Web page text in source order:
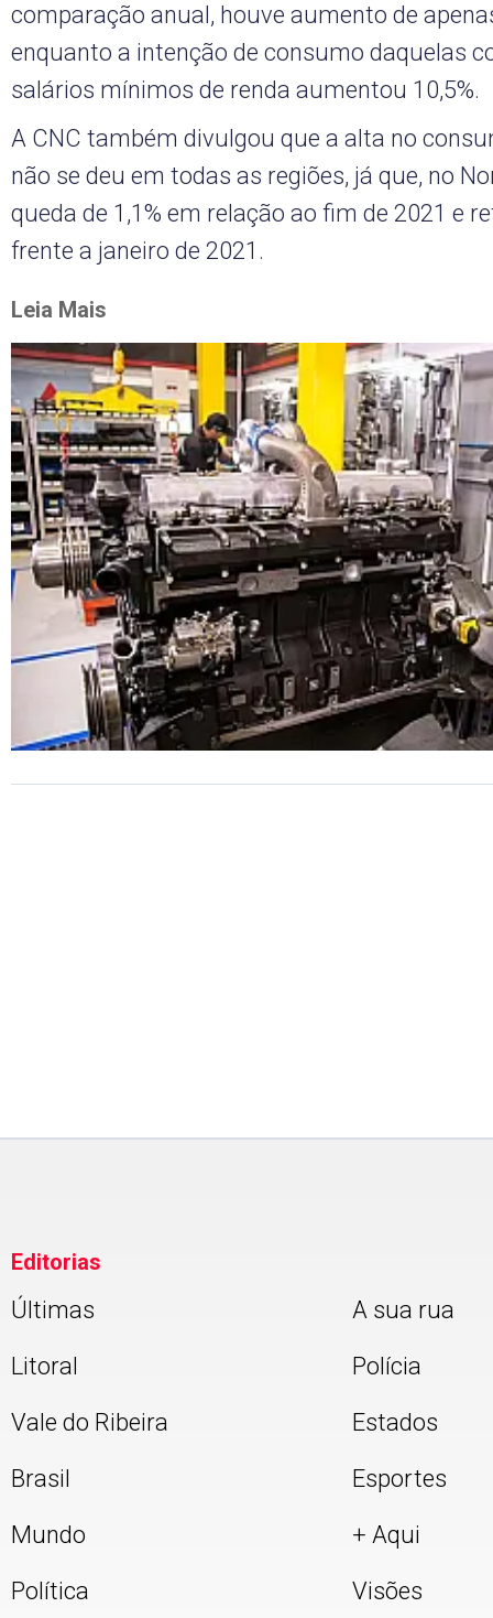
comparação anual, houve aumento de
enquanto a intenção de consumo daquelas
salários mínimos de renda aumentou 10,5%.
A CNC também divulgou que a alta no
não se deu em todas as regiões, já que, no
queda de 1,1% em relação ao fim de 2021 e
frente a janeiro de 2021.
Leia Mais
Editorias
Últimas
Litoral
Vale do Ribeira
Brasil
Mundo
Política
A sua rua
Polícia
Estados
Esportes
+ Aqui
Visões